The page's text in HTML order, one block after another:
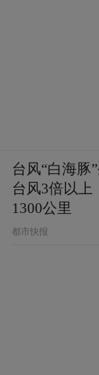
台风“白海豚
台风3倍以上
1300公里
都市快报